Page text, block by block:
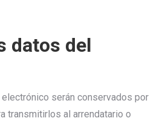
datos del
serán conservados por
transmitirlos al arrendatario o